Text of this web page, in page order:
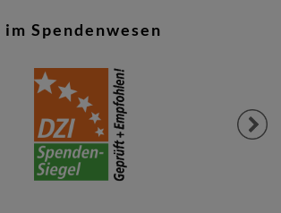
Spendenwesen
Next